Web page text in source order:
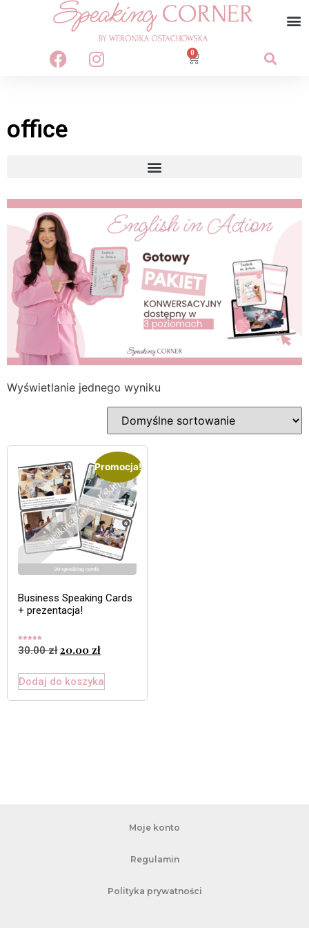
0
office
Wyświetlanie jednego wyniku
Promocja!
Business Speaking Cards
+ prezentacja!
5.00
na 5
30.00zł 20.00 zł
Dodaj do koszyka
Moje konto
Regulamin
Polityka prywatności